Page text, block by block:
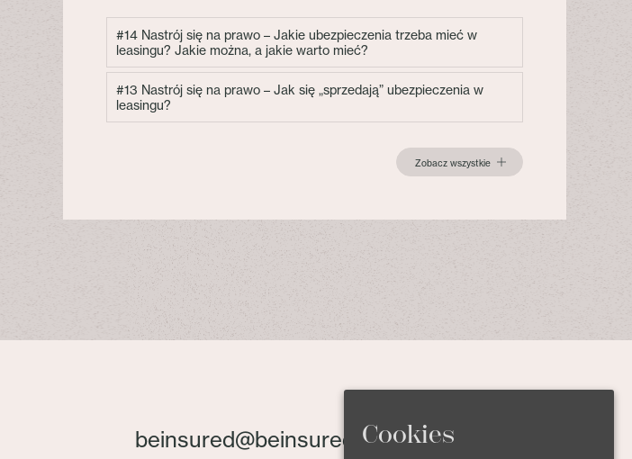
#14 Nastrój się na prawo – Jakie ubezpieczenia trzeba mieć w
leasingu? Jakie można, a jakie warto mieć?
#13 Nastrój się na prawo – Jak się „sprzedają” ubezpieczenia w
leasingu?
Zobacz wszystkie
beinsured@beinsured.plCookies